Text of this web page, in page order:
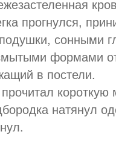
прогнулся,
сонными
формами
в постели.
натянул